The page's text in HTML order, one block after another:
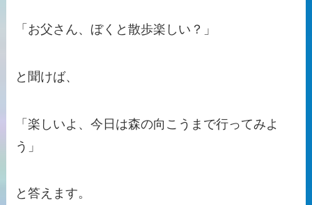
「お父さん、ぼくと散歩楽しい？」
と聞けば、
「楽しいよ、今日は森の向こうまで行ってみよ
う」
と答えます。